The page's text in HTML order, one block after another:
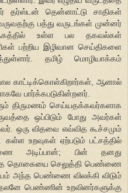
தர்ஸ்டன் தென்னாட்டு சாதிகள்
பத்து வருடங்கள் முன்னர்
உள்ள பல தகவல்கள்
பற்றிய இழிவான செய்திகளை
தமிழ் மொழியாக்கம்
காட்டிக்கொள்கிறார்கள், ஆனால்
பார்க்கபடுகின்றனர்.
திருமணம் செய்யதக்கவர்களாக
ஒப்பிடும் போது அவர்கள்
ஒரு விதவை எவ்வித கூச்சமும்
உறவுகள் ஏற்படும் பட்சத்தில்
பின் தனது
தொகையை செலுத்தி பெண்ணை
அந்த பெண்ணை விலக்கி விடும்
பெண்ணின் உறவினர்களுக்கு